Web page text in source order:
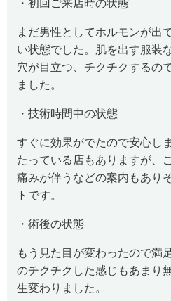
・初回ご来店時の状態
まだ男性としてホルモンが出
い状態でした。肌を出す服装
穴が目立つ、チクチクするの
ました。
・技術時間中の状態
すぐに効果がでたので安心し
たっている店もありますが、
痛みが伴うなどの案内もあり
トです。
・術後の状態
もう見た目が変わったので満
のチクチクした感じもあまり
生変わりました。